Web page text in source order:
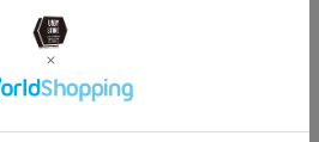
関連カテゴリ